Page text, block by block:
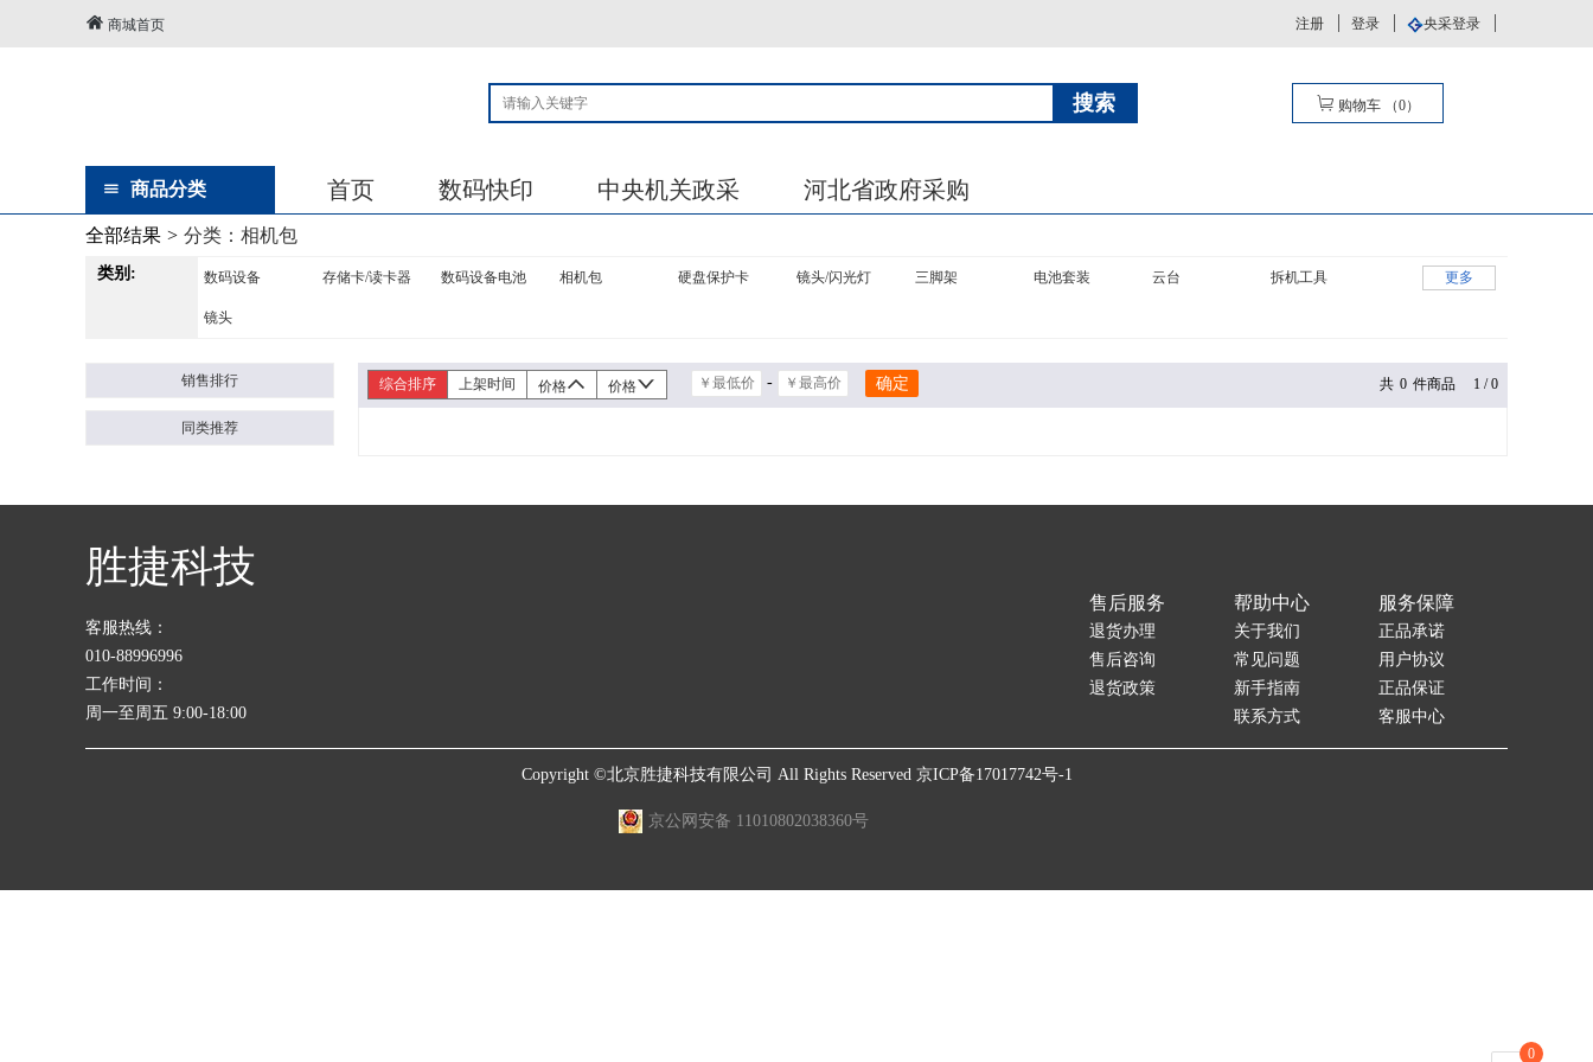
商城首页 注册 登录 央采登录
购物车 （0）
商品分类 首页 数码快印 中央机关政采 河北省政府采购
全部结果 > 分类： 相机包
类别: 数码设备 存储卡/读卡器 数码设备电池 相机包 硬盘保护卡 镜头/闪光灯 三脚架 电池套装 云台 拆机工具
镜头
更多
销售排行
同类推荐
综合排序 上架时间 价格 价格 - 共 0 件商品 1 /0
胜捷科技
客服热线：
010-88996996
工作时间：
周一至周五 9:00-18:00
售后服务
退货办理
售后咨询
退货政策
帮助中心
关于我们
常见问题
新手指南
联系方式
服务保障
正品承诺
用户协议
正品保证
客服中心
Copyright ©北京胜捷科技有限公司 All Rights Reserved 京ICP备17017742号-1
京公网安备 11010802038360号
0